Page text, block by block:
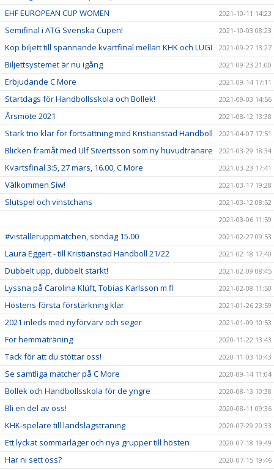
EHF EUROPEAN CUP WOMEN 2021-10-11 14:23
Semifinal i ATG Svenska Cupen! 2021-10-03 08:23
Köp biljett till spännande kvartfinal mellan KHK och LUGI 2021-09-27 13:27
Biljettsystemet är nu igång 2021-09-23 21:00
Erbjudande C More 2021-09-14 17:11
Startdags för Handbollsskola och Bollek! 2021-09-03 14:56
Årsmöte 2021 2021-08-12 13:38
Stark trio klar för fortsättning med Kristianstad Handboll 2021-04-07 17:51
Blicken framåt med Ulf Sivertsson som ny huvudtränare 2021-03-29 18:34
Kvartsfinal 3:5, 27 mars, 16.00, C More 2021-03-23 17:41
Välkommen Siw! 2021-03-17 19:28
Slutspel och vinstchans
2021-03-12 08:52
2021-03-06 11:59
#viställeruppmatchen, söndag 15.00 2021-02-27 09:53
Laura Eggert - till Kristianstad Handboll 21/22 2021-02-18 17:40
Dubbelt upp, dubbelt starkt! 2021-02-09 08:45
Lyssna på Carolina Klüft, Tobias Karlsson m fl 2021-02-08 11:50
Höstens första förstärkning klar 2021-01-26 23:59
2021 inleds med nyförvärv och seger 2021-01-09 10:53
För hemmaträning 2020-11-22 13:43
Tack för att du stöttar oss! 2020-11-03 10:43
Se samtliga matcher på C More 2020-09-14 11:04
Bollek och Handbollsskola för de yngre 2020-08-13 10:38
Bli en del av oss! 2020-08-11 09:36
KHK-spelare till landslagsträning 2020-07-29 20:33
Ett lyckat sommarläger och nya grupper till hösten 2020-07-18 19:49
Har ni sett oss?
2020-07-15 19:46